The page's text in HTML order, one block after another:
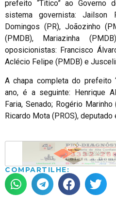
prefeito “Titico” ao Governo
sistema governista: Jailson
Domingos (PR), Joãozinho
(PMDB), Mariazinha
oposicionistas: Francisco
Aclécio Felipe (PMDB) e
A chapa completa do prefeito
ano, é a seguinte: Henrique
Faria, Senado; Rogério
Ricardo Mota (PROS), deputado
COMPARTILHE: